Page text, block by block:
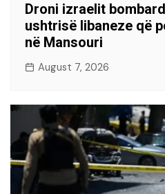
Droni izraelit
ushtrisë libaneze që
në Mansouri
August 7, 2026